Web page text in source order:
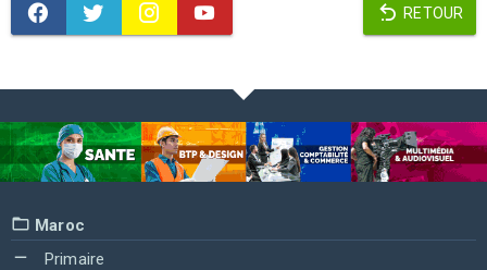
RETOUR
Maroc
Primaire